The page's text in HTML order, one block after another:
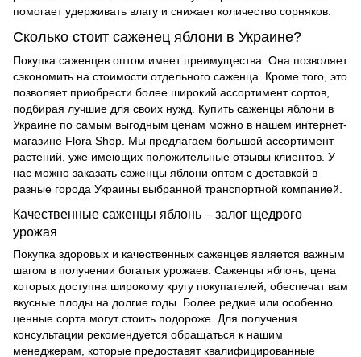
помогает удерживать влагу и снижает количество сорняков.
Сколько стоит саженец яблони в Украине?
Покупка саженцев оптом имеет преимущества. Она позволяет
сэкономить на стоимости отдельного саженца. Кроме того, это
позволяет приобрести более широкий ассортимент сортов,
подбирая лучшие для своих нужд. Купить саженцы яблони в
Украине по самым выгодным ценам можно в нашем интернет-
магазине Flora Shop. Мы предлагаем большой ассортимент
растений, уже имеющих положительные отзывы клиентов. У
нас можно заказать саженцы яблони оптом с доставкой в ​​
разные города Украины выбранной транспортной компанией.
Качественные саженцы яблонь – залог щедрого
урожая
Покупка здоровых и качественных саженцев является важным
шагом в получении богатых урожаев. Саженцы яблонь, цена
которых доступна широкому кругу покупателей, обеспечат вам
вкусные плоды на долгие годы. Более редкие или особенно
ценные сорта могут стоить подороже. Для получения
консультации рекомендуется обращаться к нашим
менеджерам, которые предоставят квалифицированные